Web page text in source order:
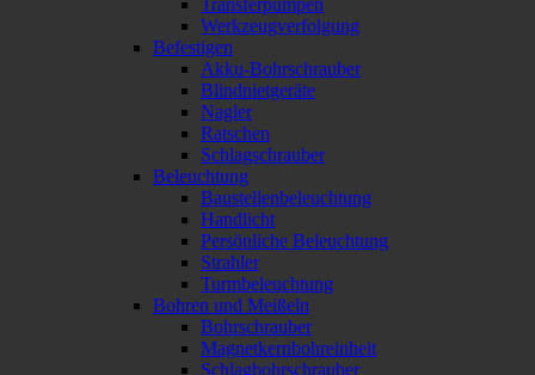
Werkzeugverfolgung
Befestigen
Akku-Bohrschrauber
Blindnietgeräte
Nagler
Ratschen
Schlagschrauber
Beleuchtung
Baustellenbeleuchtung
Handlicht
Persönliche Beleuchtung
Strahler
Turmbeleuchtung
Bohren und Meißeln
Bohrschrauber
Magnetkernbohreinheit
Schlagbohrschrauber